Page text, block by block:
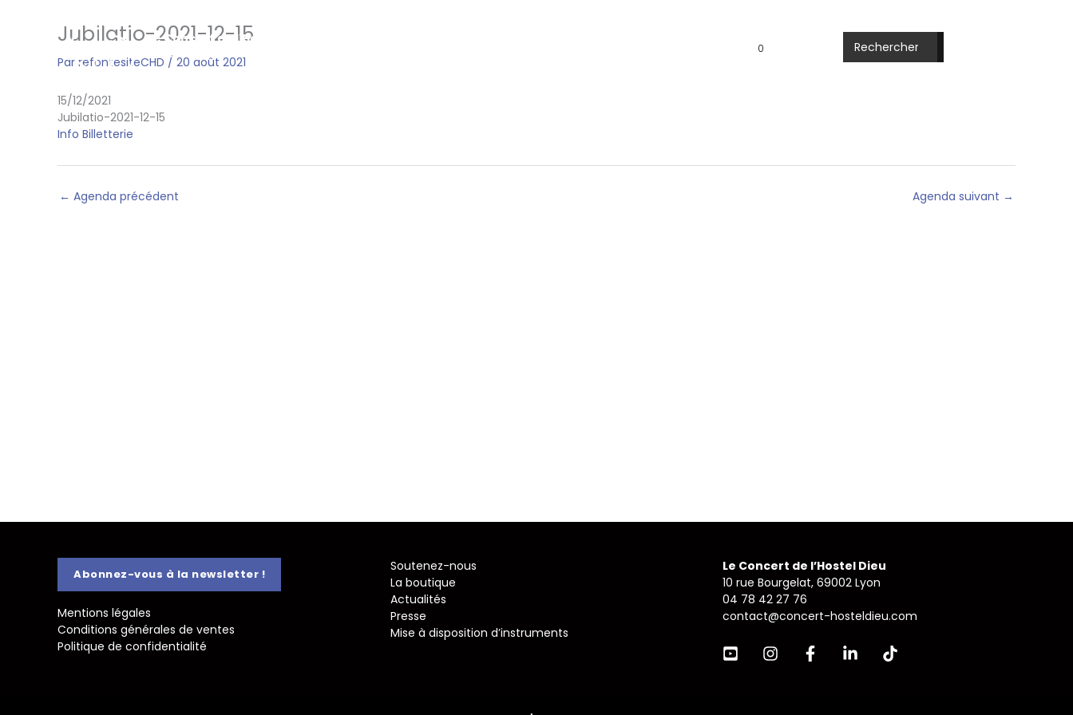
Le Concert de l'Hostel Dieu
Franck-Emmanuel Comte
0
Rechercher:
Jubilatio-2021-12-15
Par refontesiteCHD / 20 août 2021
15/12/2021
Jubilatio-2021-12-15
Info Billetterie
← Agenda précédent Agenda suivant →
Abonnez-vous à la newsletter !
Mentions légales
Conditions générales de ventes
Politique de confidentialité
Soutenez-nous
La boutique
Actualités
Presse
Mise à disposition d’instruments
Le Concert de l’Hostel Dieu
10 rue Bourgelat, 69002 Lyon
04 78 42 27 76
contact@concert-hosteldieu.com